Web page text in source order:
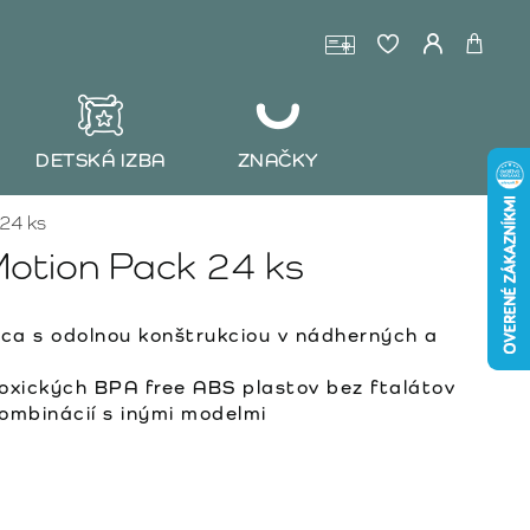
DETSKÁ IZBA ZNAČKY
Pack 24 ks
ks
s odolnou konštrukciou v nádherných a
BPA free ABS plastov bez ftalátov
s inými modelmi